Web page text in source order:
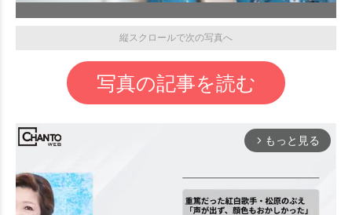
縦スクロールで次の写真へ
写真の記事を読む
arrow_forward_ios もっと見る